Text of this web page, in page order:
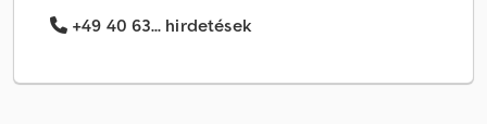
+49 40 63... hirdetések